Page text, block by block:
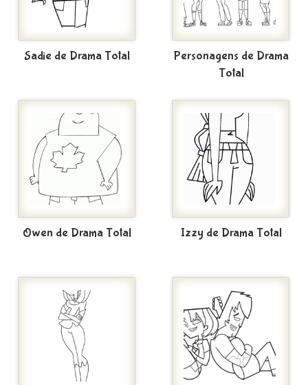
Sadie de Drama Total
Personagens de Drama
Total
Owen de Drama Total Izzy de Drama Total